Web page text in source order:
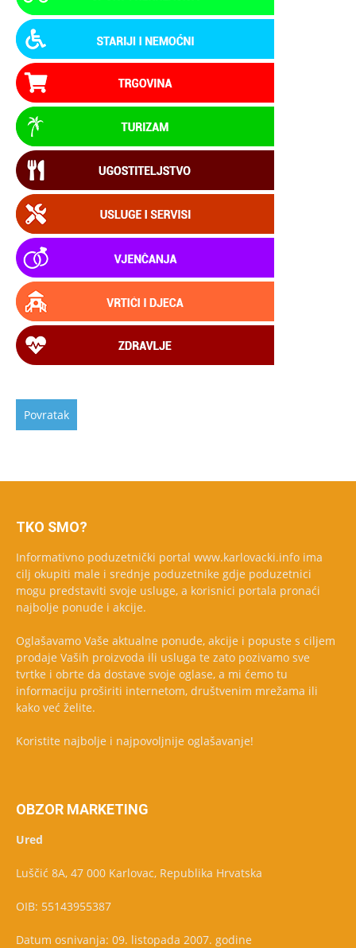
TKO SMO?
Informativno poduzetnički portal www.karlovacki.info ima
cilj okupiti male i srednje poduzetnike gdje poduzetnici
mogu predstaviti svoje usluge, a korisnici portala pronaći
najbolje ponude i akcije.
Oglašavamo Vaše aktualne ponude, akcije i popuste s ciljem
prodaje Vaših proizvoda ili usluga te zato pozivamo sve
tvrtke i obrte da dostave svoje oglase, a mi ćemo tu
informaciju proširiti internetom, društvenim mrežama ili
kako već želite.
Koristite najbolje i najpovoljnije oglašavanje!
OBZOR MARKETING
Ured
Luščić 8A, 47 000 Karlovac, Republika Hrvatska
OIB: 55143955387
Datum osnivanja: 09. listopada 2007. godine